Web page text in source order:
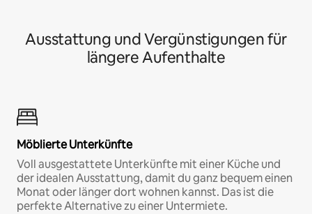
Ausstattung und Vergünstigungen für
längere Aufenthalte
Möblierte Unterkünfte
Voll ausgestattete Unterkünfte mit einer Küche und
der idealen Ausstattung, damit du ganz bequem einen
Monat oder länger dort wohnen kannst. Das ist die
perfekte Alternative zu einer Untermiete.